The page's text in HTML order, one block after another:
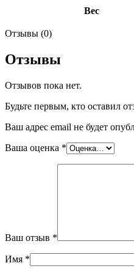
Вес
Отзывы (0)
Отзывы
Отзывов пока нет.
Будьте первым, кто оставил
Ваш адрес email не будет
Ваша оценка *
Ваш отзыв *
Имя *